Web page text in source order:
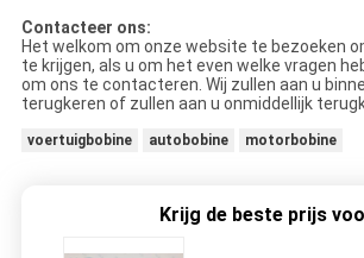
Contacteer ons:
Het welkom om onze website te bezoeken
te krijgen, als u om het even welke vragen
om ons te contacteren. Wij zullen aan u
terugkeren of zullen aan u onmiddellijk
voertuigbobine autobobine motorbobine
Krijg de beste prijs